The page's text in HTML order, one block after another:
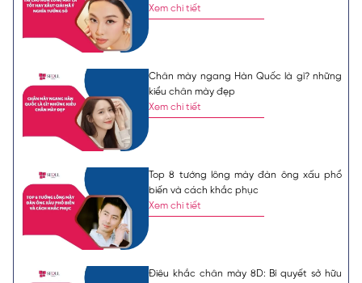
Xem chi tiết
Chân mày ngang Hàn Quốc là gì? những
kiểu chân mày đẹp
Xem chi tiết
Top 8 tướng lông mày đàn ông xấu phổ
biến và cách khắc phục
Xem chi tiết
Điêu khắc chân mày 8D: Bí quyết sở hữu